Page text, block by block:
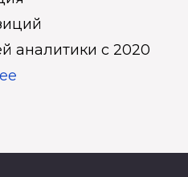
аналитики с 2020